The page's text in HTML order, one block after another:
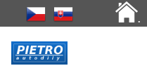
.